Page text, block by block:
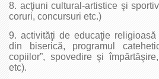
8. acţiuni cultural-artistice şi
coruri, concursuri etc.)
9. activităţi de educaţie
din biserică, programul
copiilor”, spovedire şi
etc).